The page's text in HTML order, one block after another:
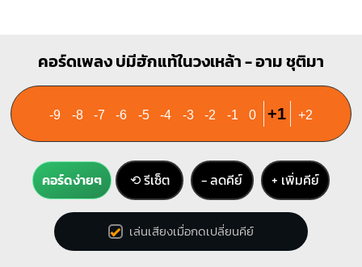
คอร์ดเพลง บ่มีฮักแท้ในวงเหล้า - อาม ชุติมา
-9 -8 -7 -6 -5 -4 -3 -2 -1 0 +1 +2
คอร์ดง่ายๆ ⟲ รีเซ็ต − ลดคีย์ + เพิ่มคีย์
เล่นเสียงเมื่อกดเปลี่ยนคีย์